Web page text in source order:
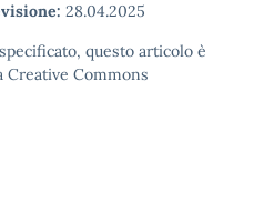
28.04.2025
questo articolo è
Creative Commons